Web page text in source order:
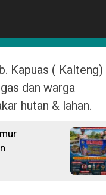
Kapuas ( Kalteng)
dan warga
hutan & lahan.